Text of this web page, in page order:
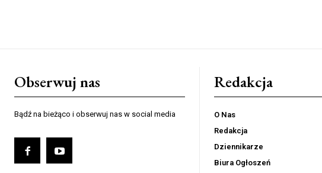
Obserwuj nas
Bądź na bieżąco i obserwuj nas w social media
Redakcja
O Nas
Redakcja
Dziennikarze
Biura Ogłoszeń